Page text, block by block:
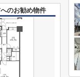
のお勧め物件